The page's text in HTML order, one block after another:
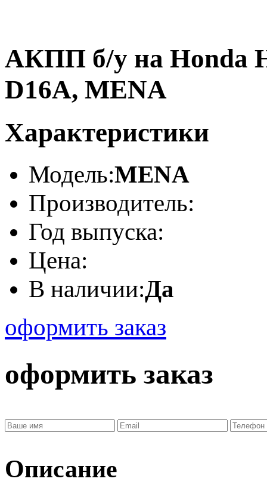
АКПП б/у на Honda
D16A, MENA
Характеристики
Модель:MENA
Производитель:
Год выпуска:
Цена:
В наличии:Да
оформить заказ
оформить заказ
Описание